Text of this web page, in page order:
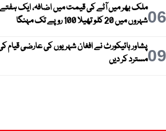
06ملک بھر میں آٹے کی قیمت میں اضافہ، ایک
شہروں میں 20 کلو تھیلا 100 روپے تک مہنگا
09پشاور ہائیکورٹ نے افغان شہریوں کی عارضی قیام
مسترد کر دیں